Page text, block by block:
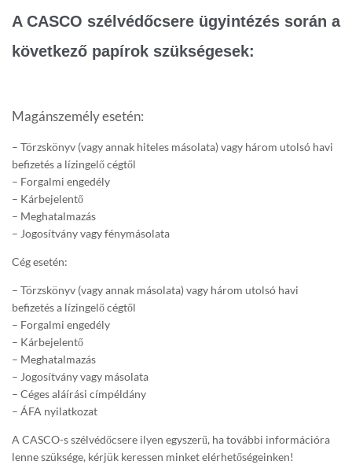
A CASCO szélvédőcsere ügyintézés során a
következő papírok szükségesek:
Magánszemély esetén:
– Törzskönyv (vagy annak hiteles másolata) vagy három utolsó havi
befizetés a lízingelő cégtől
– Forgalmi engedély
– Kárbejelentő
– Meghatalmazás
– Jogosítvány vagy fénymásolata
Cég esetén:
– Törzskönyv (vagy annak másolata) vagy három utolsó havi
befizetés a lízingelő cégtől
– Forgalmi engedély
– Kárbejelentő
– Meghatalmazás
– Jogosítvány vagy másolata
– Céges aláírási címpéldány
– ÁFA nyilatkozat
A CASCO-s szélvédőcsere ilyen egyszerű, ha további információra
lenne szüksége, kérjük keressen minket elérhetőségeinken!